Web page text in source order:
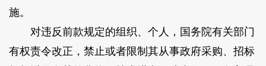
施。
对违反前款规定的组织、个人，国务院有关部门
有权责令改正，禁止或者限制其从事政府采购、招标